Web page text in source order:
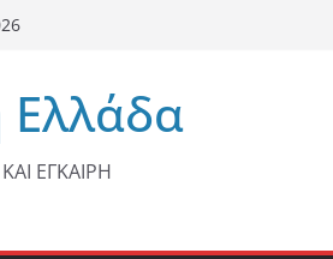
Ελλάδα
ΕΓΚΑΙΡΗ